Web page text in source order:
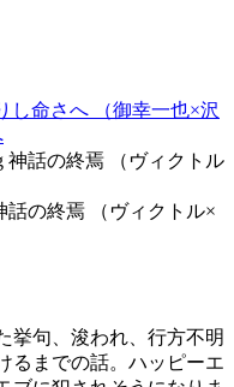
し命さへ （御幸一也×沢
話の終焉 （ヴィクトル×
挙句、浚われ、行方不明
るまでの話。ハッピーエ